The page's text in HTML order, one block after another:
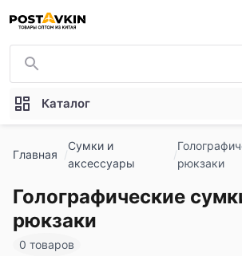
Перейти к основному содержимому
Каталог
Главная
Сумки и
аксессуары
рюкзаки
Голографические
рюкзаки
0 товаров